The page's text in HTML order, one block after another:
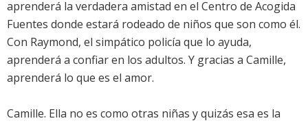
aprenderá la verdadera amistad en el Centro de Acogida
Fuentes donde estará rodeado de niños que son como él.
Con Raymond, el simpático policía que lo ayuda,
aprenderá a confiar en los adultos. Y gracias a Camille,
aprenderá lo que es el amor.
Camille. Ella no es como otras niñas y quizás esa es la